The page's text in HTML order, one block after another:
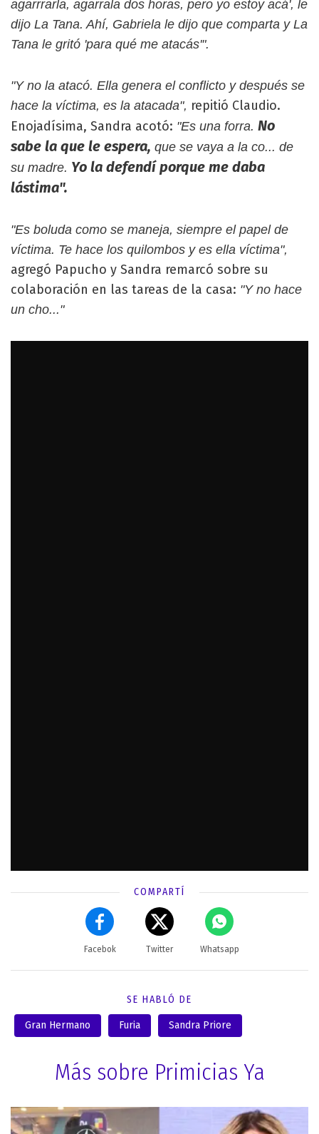
agarrrarla, agarrala dos horas, pero yo estoy acá', le
dijo La Tana. Ahí, Gabriela le dijo que comparta y La
Tana le gritó 'para qué me atacás'".
"Y no la atacó. Ella genera el conflicto y después se
hace la víctima, es la atacada", repitió Claudio.
Enojadísima, Sandra acotó: "Es una forra. No
sabe la que le espera, que se vaya a la co... de
su madre. Yo la defendí porque me daba
lástima".
"Es boluda como se maneja, siempre el papel de
víctima. Te hace los quilombos y es ella víctima",
agregó Papucho y Sandra remarcó sobre su
colaboración en las tareas de la casa: "Y no hace
un cho..."
COMPARTÍ
Facebok Twitter Whatsapp
SE HABLÓ DE
Gran Hermano Furia Sandra Priore
Más sobre Primicias Ya